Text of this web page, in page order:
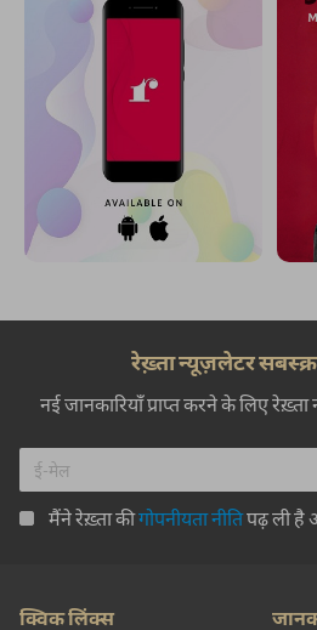
रेख़्ता न्यूज़लेटर
नई जानकारियाँ प्राप्त करने के लिए
मैंने रेख़्ता कीगोपनीयता नीतिपढ़ ली है
क्विक लिंक्स